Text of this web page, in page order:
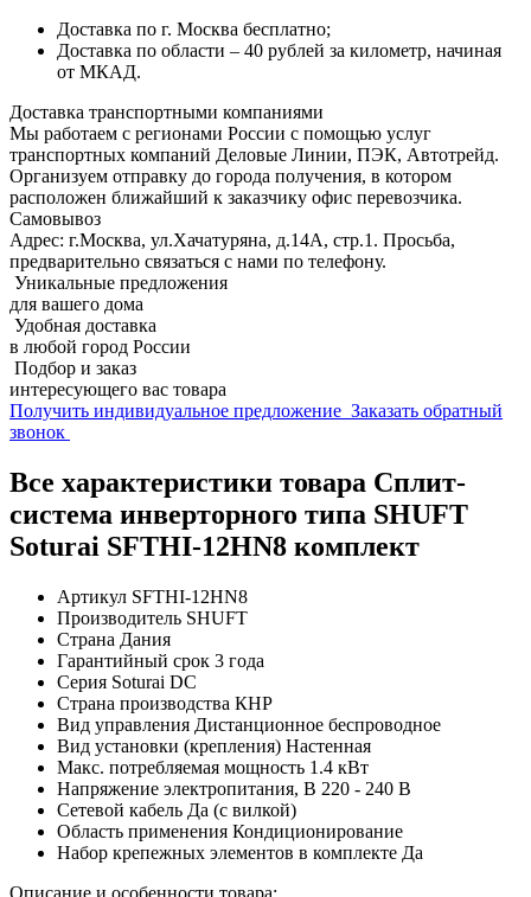
Доставка по г. Москва бесплатно;
Доставка по области – 40 рублей за километр, начиная
от МКАД.
Доставка транспортными компаниями
Мы работаем с регионами России с помощью услуг
транспортных компаний Деловые Линии, ПЭК, Автотрейд.
Организуем отправку до города получения, в котором
расположен ближайший к заказчику офис перевозчика.
Самовывоз
Адрес: г.Москва, ул.Хачатуряна, д.14А, стр.1. Просьба,
предварительно связаться с нами по телефону.
Уникальные предложения
для вашего дома
Удобная доставка
в любой город России
Подбор и заказ
интересующего вас товара
Получить индивидуальное предложение Заказать обратный
звонок
Все характеристики товара Сплит-
система инверторного типа SHUFT
Soturai SFTHI-12HN8 комплект
Артикул SFTHI-12HN8
Производитель SHUFT
Страна Дания
Гарантийный срок 3 года
Серия Soturai DC
Страна производства КНР
Вид управления Дистанционное беспроводное
Вид установки (крепления) Настенная
Макс. потребляемая мощность 1.4 кВт
Напряжение электропитания, В 220 - 240 В
Сетевой кабель Да (с вилкой)
Область применения Кондиционирование
Набор крепежных элементов в комплекте Да
Описание и особенности товара: